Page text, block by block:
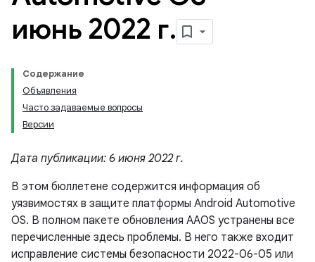
июнь 2022 г.
Содержание
Объявления
Часто задаваемые вопросы
Версии
Дата публикации: 6 июня 2022 г.
В этом бюллетене содержится информация об
уязвимостях в защите платформы Android Automotive
OS. В полном пакете обновления AAOS устранены все
перечисленные здесь проблемы. В него также входит
исправление системы безопасности 2022-06-05 или